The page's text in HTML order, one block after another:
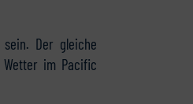
Der gleiche
Wetter im Pacific